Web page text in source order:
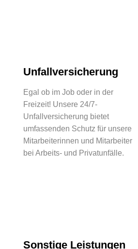
Unfallversicherung
Egal ob im Job oder in der
Freizeit! Unsere 24/7-
Unfallversicherung bietet
umfassenden Schutz für unsere
Mitarbeiterinnen und Mitarbeiter
bei Arbeits- und Privatunfälle.
Sonstige Leistungen